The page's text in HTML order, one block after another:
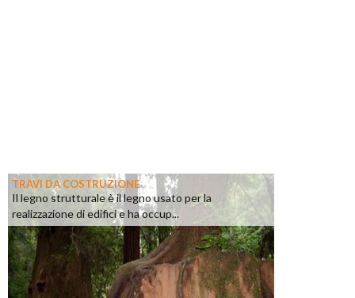
TRAVI DA COSTRUZIONE
Il legno strutturale è il legno usato per la
realizzazione di edifici e ha occup...